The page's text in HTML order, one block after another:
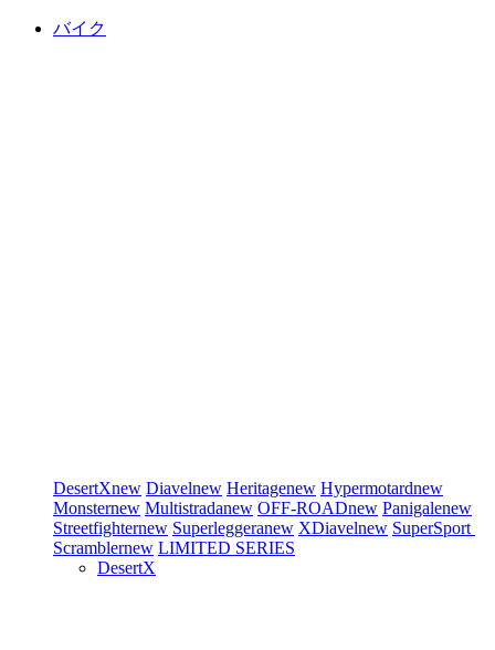
バイク
DesertXnew Diavelnew Heritagenew Hypermotardnew
Monsternew Multistradanew OFF-ROADnew Panigalenew
Streetfighternew Superleggeranew XDiavelnew SuperSport
Scramblernew LIMITED SERIES
DesertX